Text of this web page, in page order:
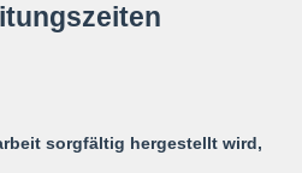
Verlängern Sie niemals die
Befestigen Sie sie niemals an
Gebrauchsanweisung
sorgfältig hergestellt wird,